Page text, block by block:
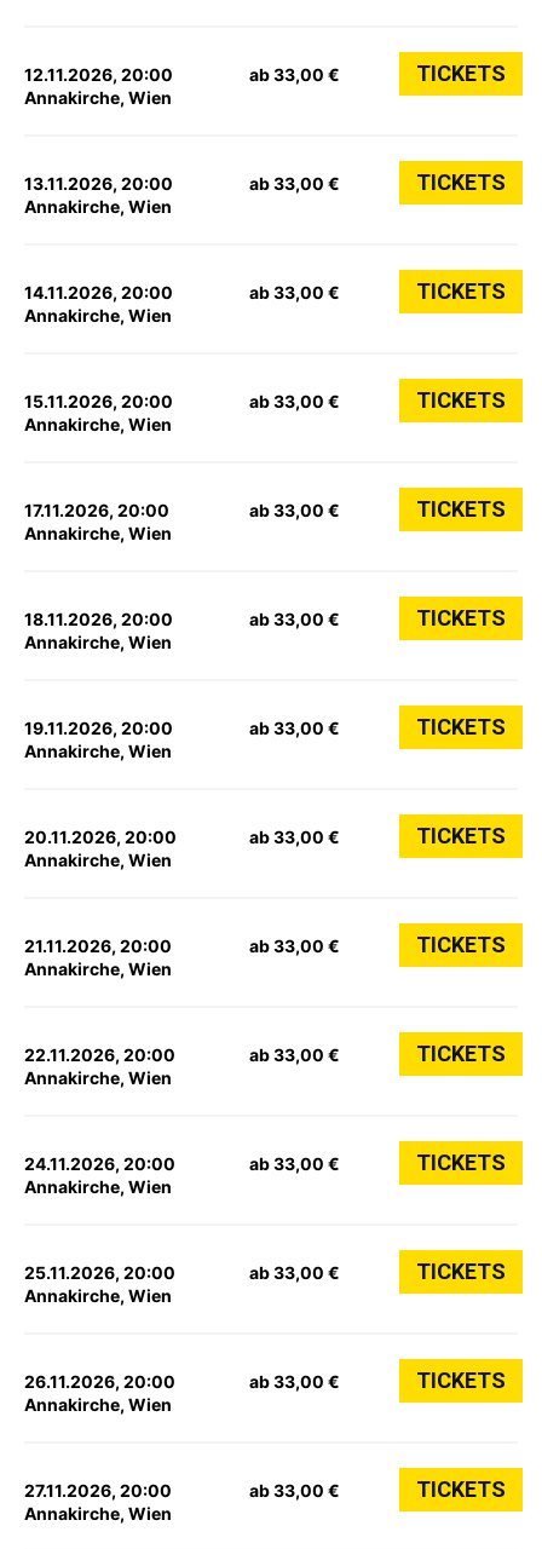
12.11.2026, 20:00
Annakirche, Wien
ab 33,00 € TICKETS
13.11.2026, 20:00
Annakirche, Wien
ab 33,00 € TICKETS
14.11.2026, 20:00
Annakirche, Wien
ab 33,00 € TICKETS
15.11.2026, 20:00
Annakirche, Wien
ab 33,00 € TICKETS
17.11.2026, 20:00
Annakirche, Wien
ab 33,00 € TICKETS
18.11.2026, 20:00
Annakirche, Wien
ab 33,00 € TICKETS
19.11.2026, 20:00
Annakirche, Wien
ab 33,00 € TICKETS
20.11.2026, 20:00
Annakirche, Wien
ab 33,00 € TICKETS
21.11.2026, 20:00
Annakirche, Wien
ab 33,00 € TICKETS
22.11.2026, 20:00
Annakirche, Wien
ab 33,00 € TICKETS
24.11.2026, 20:00
Annakirche, Wien
ab 33,00 € TICKETS
25.11.2026, 20:00
Annakirche, Wien
ab 33,00 € TICKETS
26.11.2026, 20:00
Annakirche, Wien
ab 33,00 € TICKETS
27.11.2026, 20:00
Annakirche, Wien
ab 33,00 € TICKETS